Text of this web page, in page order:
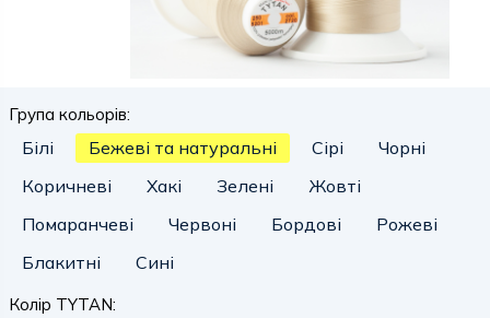
Група кольорів:
Білі Бежеві та натуральні Сірі
Чорні
Коричневі
Хакі Зелені
Жовті
Помаранчеві
Червоні Бордові
Рожеві
Блакитні
Сині
Колір TYTAN: